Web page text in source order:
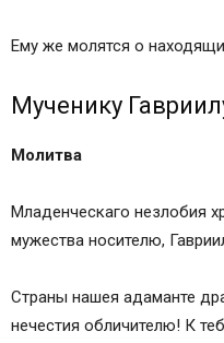
Ему же молятся о
Мученику
Молитва
Младенческаго незлобия
мужества носителю,
Страны нашея адаманте
нечестия обличителю! К